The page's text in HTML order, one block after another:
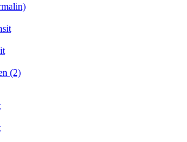
(2)